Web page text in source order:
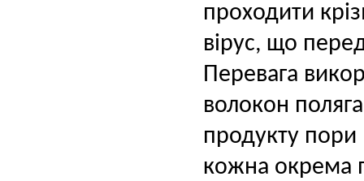
проходити
вірус, що
Перевага
волокон
продукту
кожна окрема